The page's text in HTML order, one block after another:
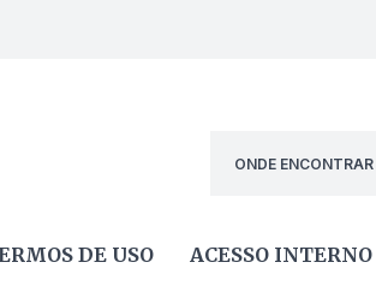
ONDE
DE USO ACESSO INTERNO